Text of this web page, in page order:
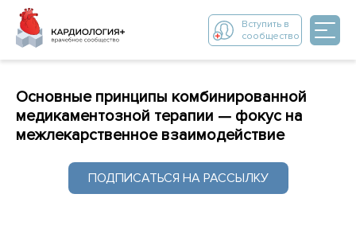
Вступить в
сообщество
Основные принципы комбинированной
медикаментозной терапии — фокус на
межлекарственное взаимодействие
ПОДПИСАТЬСЯ НА РАССЫЛКУ